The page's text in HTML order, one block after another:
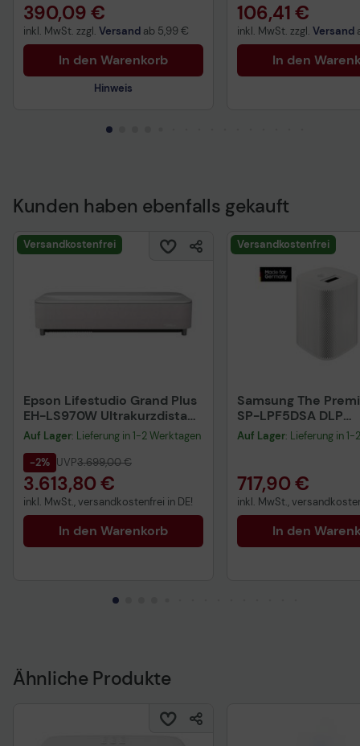
390,09 €
inkl. MwSt. zzgl. Versand ab 5,99 €
In den Warenkorb
Hinweis
106,41 €
inkl. MwSt. zzgl. Versand
In den
Kunden haben ebenfalls gekauft
Versandkostenfrei
Epson Lifestudio Grand Plus
EH-LS970W Ultrakurzdistanz
Beamer 4.000 Lumen
Auf Lager: Lieferung in 1-2 Werktagen
-2% UVP3.699,00 €
3.613,80 €
inkl. MwSt., versandkostenfrei in DE!
In den Warenkorb
Versandkostenfrei
Samsung The
SP-LPF5DSA DLP
ANSI Lumen
Auf Lager: Lieferung in
717,90 €
inkl. MwSt.,
In den
Ähnliche Produkte